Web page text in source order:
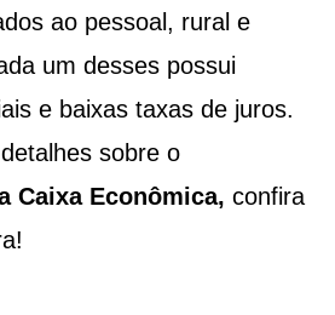
ao pessoal, rural e
um desses possui
e baixas taxas de juros.
sobre o
Caixa Econômica, confira